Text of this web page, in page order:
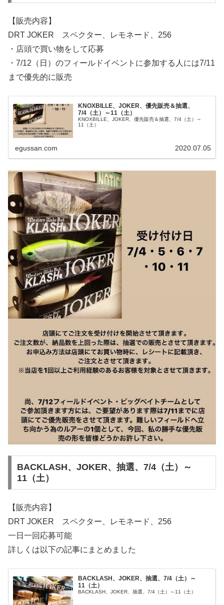
【販売内容】
DRT JOKER スペクター、レモネード、256
・店頭で買い物をして応募
・7/12（日）のフィールドイベントに参加する人には7/11
まで優先的に販売
KNOXBILLE、JOKER、優先販売＆抽選、
7/4（土）～11（土）
KNOXBILLE、JOKER、優先販売＆抽選、7/4（土）～
11（土）
egussan.com 2020.07.05
BACKLASH、JOKER、抽選、7/4（土）～
11（土）
【販売内容】
DRT JOKER スペクター、レモネード、256
一日一回応募可能
詳しくは以下の記事にまとめました
BACKLASH、JOKER、抽選、7/4（土）～
11（土）
BACKLASH、JOKER、抽選、7/4（土）～11（土）